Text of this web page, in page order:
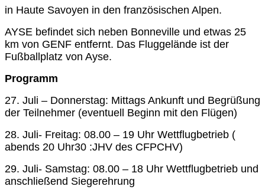
in Haute Savoyen in den französischen Alpen.
AYSE befindet sich neben Bonneville und etwas 25
km von GENF entfernt. Das Fluggelände ist der
Fußballplatz von Ayse.
Programm
27. Juli – Donnerstag: Mittags Ankunft und Begrüßung
der Teilnehmer (eventuell Beginn mit den Flügen)
28. Juli- Freitag: 08.00 – 19 Uhr Wettflugbetrieb (
abends 20 Uhr30 :JHV des CFPCHV)
29. Juli- Samstag: 08.00 – 18 Uhr Wettflugbetrieb und
anschließend Siegerehrung